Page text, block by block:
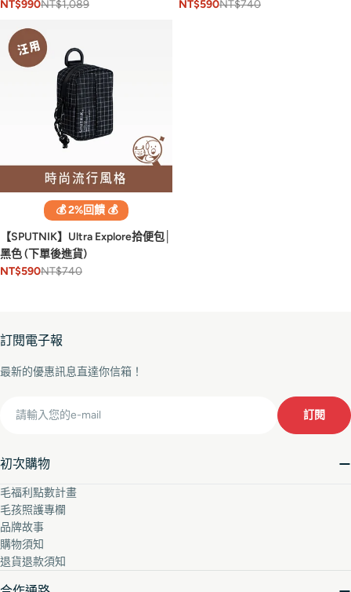
NT$990NT$1,089
NT$590NT$740
💰 2%回饋 💰
【SPUTNIK】Ultra Explore拾便包│
黑色 (下單後進貨)
NT$590NT$740
初次購物
毛福利點數計畫
毛孩照護專欄
品牌故事
購物須知
退貨退款須知
訂閱電子報
最新的優惠訊息直達你信箱！
訂閱